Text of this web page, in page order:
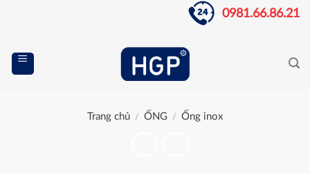
0981.66.86.21
Trang chủ / ỐNG / Ống inox